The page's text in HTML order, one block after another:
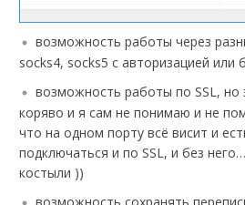
возможность работы через
socks4, socks5 с авторизацией или
возможность работы по SSL, но
коряво и я сам не понимаю и не
что на одном порту всё висит и
подключаться и по SSL, и без
костыли ))